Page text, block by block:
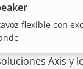
flexible con
venden e
Axis y